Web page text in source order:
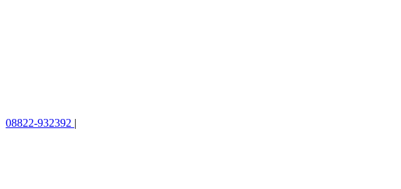
08822-932392 |